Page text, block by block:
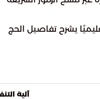
يشرح تفاصيل الحج
آلية